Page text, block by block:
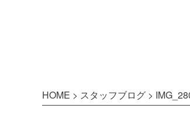
HOME > スタッフブログ >